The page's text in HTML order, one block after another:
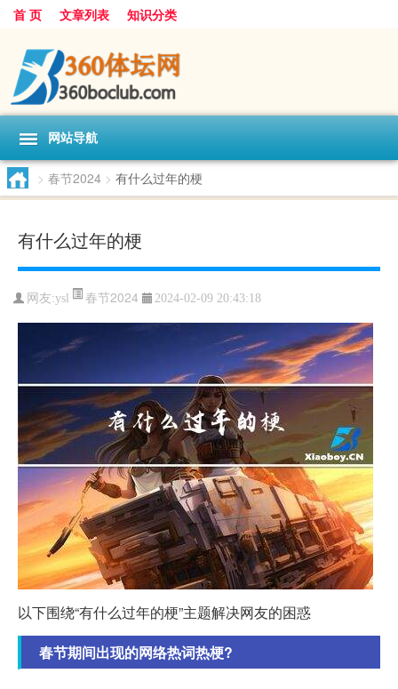
首 页 文章列表 知识分类
网站导航
> 春节2024 > 有什么过年的梗
有什么过年的梗
网友:ysl 春节2024 2024-02-09 20:43:18
以下围绕“有什么过年的梗”主题解决网友的困惑
春节期间出现的网络热词热梗?